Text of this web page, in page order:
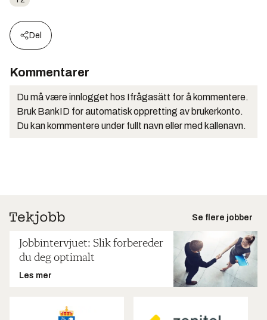
Del
Kommentarer
Du må være innlogget hos Ifrågasätt for å kommentere.
Bruk BankID for automatisk oppretting av brukerkonto.
Du kan kommentere under fullt navn eller med kallenavn.
Se flere jobber
Jobbintervjuet: Slik forbereder
du deg optimalt
Les mer